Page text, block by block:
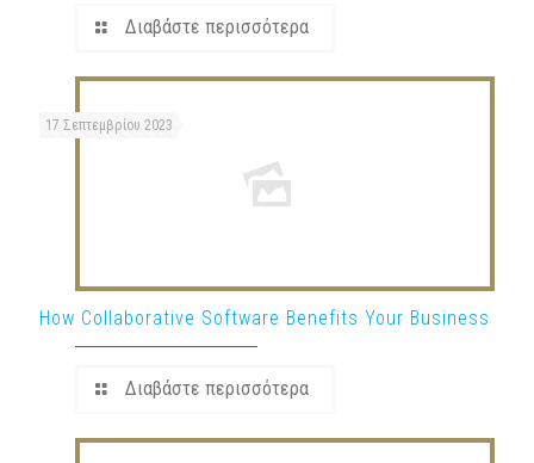
Διαβάστε περισσότερα
17 Σεπτεμβρίου 2023
How Collaborative Software Benefits Your Business
Διαβάστε περισσότερα